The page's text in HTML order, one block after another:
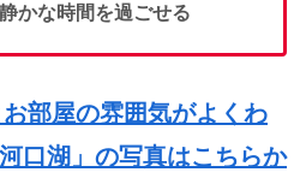
かな時間を過ごせる
部屋の雰囲気がよくわ
口湖」の写真はこちらか